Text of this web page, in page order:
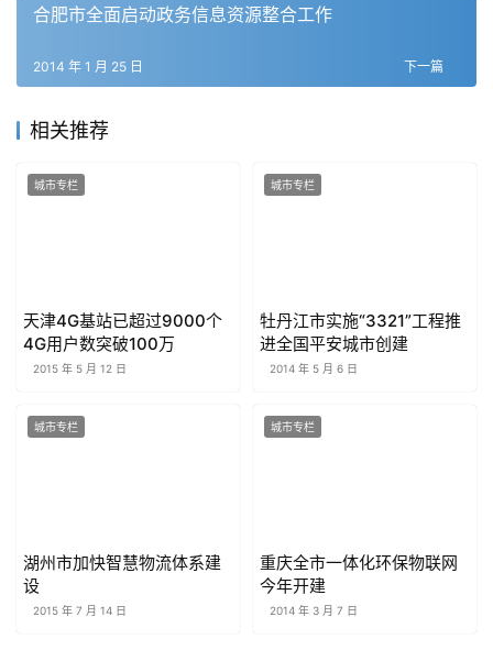
合肥市全面启动政务信息资源整合工作
下一篇
2014 年 1 月 25 日
相关推荐
城市专栏
天津4G基站已超过9000个
4G用户数突破100万
2015 年 5 月 12 日
城市专栏
牡丹江市实施“3321”工程推
进全国平安城市创建
2014 年 5 月 6 日
城市专栏
湖州市加快智慧物流体系建
设
2015 年 7 月 14 日
城市专栏
重庆全市一体化环保物联网
今年开建
2014 年 3 月 7 日